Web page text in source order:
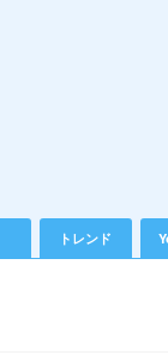
トレンド